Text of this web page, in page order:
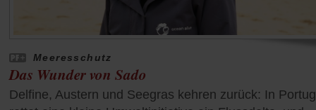
Meeresschutz
Das Wunder von Sado
Delfine, Austern und Seegras kehren zurück: In